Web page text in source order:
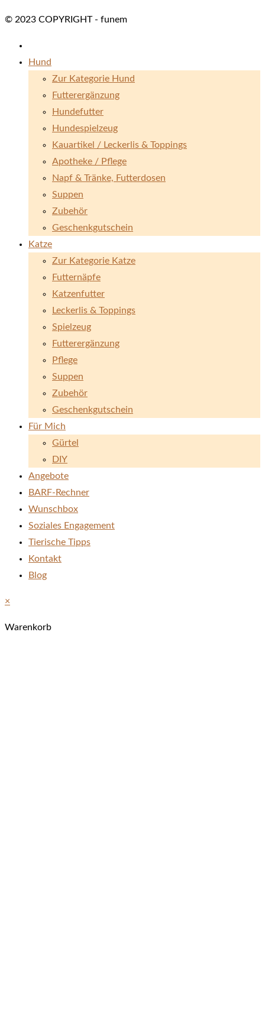
© 2023 COPYRIGHT - funem
Hund
Zur Kategorie Hund
Futterergänzung
Hundefutter
Hundespielzeug
Kauartikel / Leckerlis & Toppings
Apotheke / Pflege
Napf & Tränke, Futterdosen
Suppen
Zubehör
Geschenkgutschein
Katze
Zur Kategorie Katze
Futternäpfe
Katzenfutter
Leckerlis & Toppings
Spielzeug
Futterergänzung
Pflege
Suppen
Zubehör
Geschenkgutschein
Für Mich
Gürtel
DIY
Angebote
BARF-Rechner
Wunschbox
Soziales Engagement
Tierische Tipps
Kontakt
Blog
×
Warenkorb